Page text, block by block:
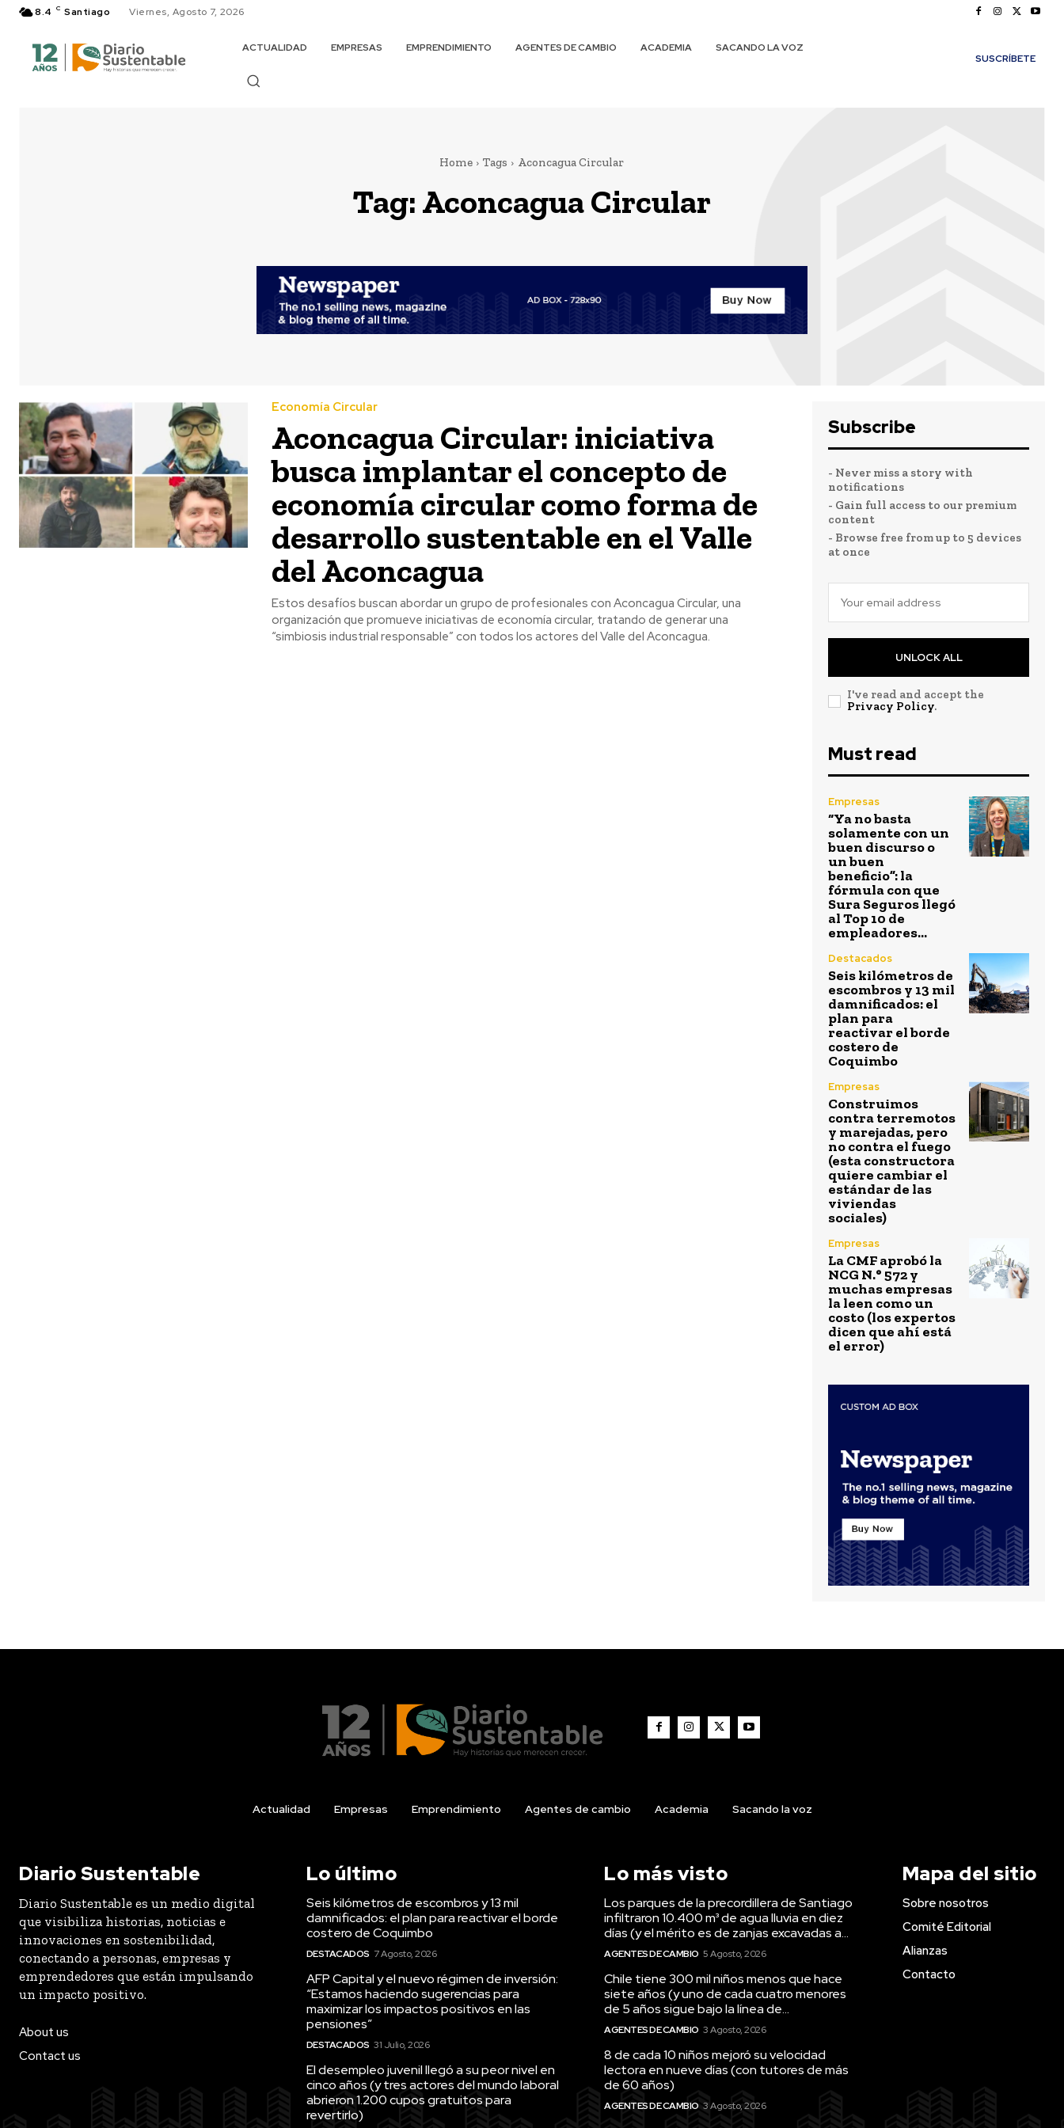
8.4 C Santiago Viernes, Agosto 7, 2026
ACTUALIDAD EMPRESAS EMPRENDIMIENTO AGENTES DE CAMBIO ACADEMIA
SACANDO LA VOZ
SUSCRÍBETE
Home Tags Aconcagua Circular
Tag:Aconcagua Circular
Economía Circular
Aconcagua Circular: iniciativa
busca implantar el concepto de
economía circular como forma de
desarrollo sustentable en el Valle
del Aconcagua
Estos desafíos buscan abordar un grupo de profesionales con Aconcagua Circular, una
organización que promueve iniciativas de economía circular, tratando de generar una
“simbiosis industrial responsable” con todos los actores del Valle del Aconcagua.
Subscribe
- Never miss a story with
notifications
- Gain full access to our premium
content
- Browse free from up to 5 devices
at once
UNLOCK ALL
I've read and accept the
Privacy Policy.
Must read
Empresas
“Ya no basta
solamente con un
buen discurso o
un buen
beneficio”: la
fórmula con que
Sura Seguros llegó
al Top 10 de
empleadores...
Destacados
Seis kilómetros de
escombros y 13 mil
damnificados: el
plan para
reactivar el borde
costero de
Coquimbo
Empresas
Construimos
contra terremotos
y marejadas, pero
no contra el fuego
(esta constructora
quiere cambiar el
estándar de las
viviendas
sociales)
Empresas
La CMF aprobó la
NCG N.° 572 y
muchas empresas
la leen como un
costo (los expertos
dicen que ahí está
el error)
Actualidad Empresas Emprendimiento Agentes de cambio Academia Sacando la voz
Diario Sustentable
Diario Sustentable es un medio digital
que visibiliza historias, noticias e
innovaciones en sostenibilidad,
conectando a personas, empresas y
emprendedores que están impulsando
un impacto positivo.
About us
Contact us
Lo último
Seis kilómetros de escombros y 13 mil
damnificados: el plan para reactivar el borde
costero de Coquimbo
DESTACADOS 7 Agosto, 2026
AFP Capital y el nuevo régimen de inversión:
“Estamos haciendo sugerencias para
maximizar los impactos positivos en las
pensiones”
DESTACADOS 31 Julio, 2026
El desempleo juvenil llegó a su peor nivel en
cinco años (y tres actores del mundo laboral
abrieron 1.200 cupos gratuitos para
revertirlo)
Lo más visto
Los parques de la precordillera de Santiago
infiltraron 10.400 m³ de agua lluvia en diez
días (y el mérito es de zanjas excavadas a...
AGENTES DE CAMBIO 5 Agosto, 2026
Chile tiene 300 mil niños menos que hace
siete años (y uno de cada cuatro menores
de 5 años sigue bajo la línea de...
AGENTES DE CAMBIO 3 Agosto, 2026
8 de cada 10 niños mejoró su velocidad
lectora en nueve días (con tutores de más
de 60 años)
AGENTES DE CAMBIO 3 Agosto, 2026
Mapa del sitio
Sobre nosotros
Comité Editorial
Alianzas
Contacto